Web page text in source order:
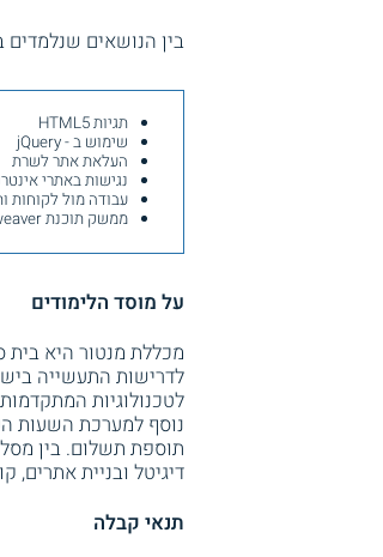
בין הנושאים
תגיות HTML5
שימוש ב - jQuery
העלאת אתר לשרת
נגישות באתרי
עבודה מול לקוחות
ממשק תוכנת Dreamweaver
על מוסד הלימודים
מכללת מנטור היא בית
לדרישות התעשייה
לטכנולוגיות
נוסף למערכת השעות
תוספת תשלום. בין
דיגיטל ובניית אתרים,
תנאי קבלה